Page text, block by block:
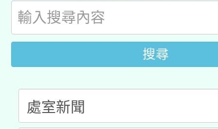
動」
開 智慧啟航」
搜尋